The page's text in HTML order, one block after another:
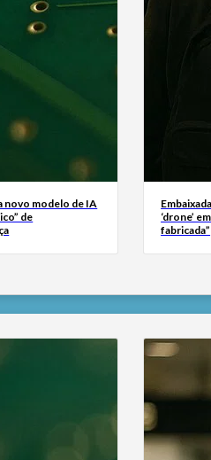
novo modelo de IA
de
‘drone’
fabricada”